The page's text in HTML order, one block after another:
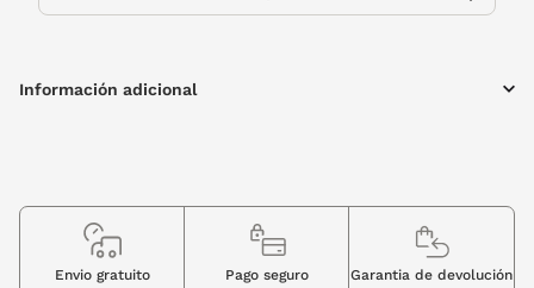
Información adicional
Envio gratuito Pago seguro Garantia de devolución